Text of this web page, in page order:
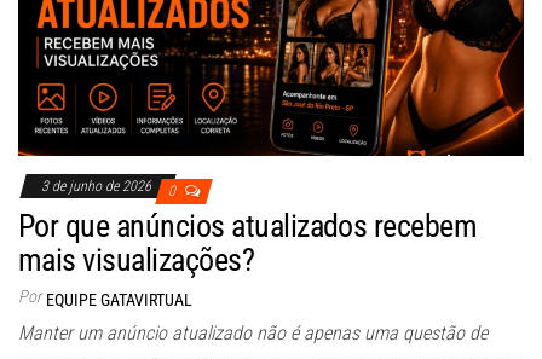
3 de junho de 2026 0
Por que anúncios atualizados recebem
mais visualizações?
Por EQUIPE GATAVIRTUAL
Manter um anúncio atualizado não é apenas uma questão de